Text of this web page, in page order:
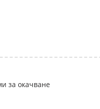
за окачване